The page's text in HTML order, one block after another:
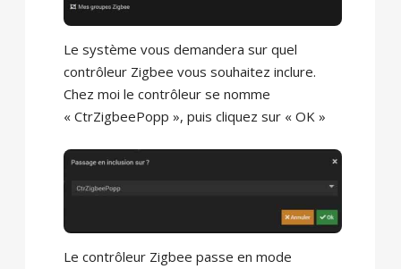
Le système vous demandera sur quel
contrôleur Zigbee vous souhaitez inclure.
Chez moi le contrôleur se nomme
« CtrZigbeePopp », puis cliquez sur « OK »
Le contrôleur Zigbee passe en mode